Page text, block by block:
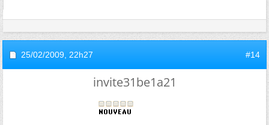
25/02/2009, 22h27 #14
invite31be1a21